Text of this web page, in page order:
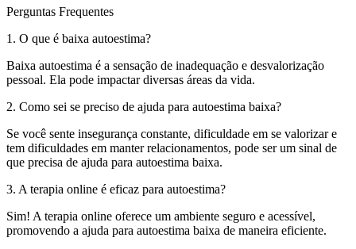
Perguntas Frequentes
1. O que é baixa autoestima?
Baixa autoestima é a sensação de inadequação e desvalorização
pessoal. Ela pode impactar diversas áreas da vida.
2. Como sei se preciso de ajuda para autoestima baixa?
Se você sente insegurança constante, dificuldade em se valorizar e
tem dificuldades em manter relacionamentos, pode ser um sinal de
que precisa de ajuda para autoestima baixa.
3. A terapia online é eficaz para autoestima?
Sim! A terapia online oferece um ambiente seguro e acessível,
promovendo a ajuda para autoestima baixa de maneira eficiente.